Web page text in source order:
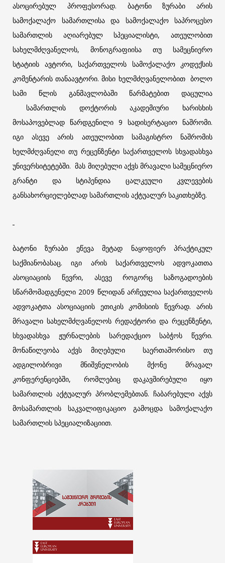
ასოცირებულ პროფესორად. ბატონი ზურაბი არის
სამოქალაქო სამართლისა და სამოქალაქო საპროცესო
სამართლის აღიარებულ სპეციალისტი, ათეულობით
სახელმძღვანელოს, მონოგრაფიისა თუ სამეცნიერო
სტატიის ავტორი, საქართველოს სამოქალაქო კოდექსის
კომენტარის თანაავტორი. მისი ხელმძღვანელობით ბოლო
სამი წლის განმავლობაში წარმატებით დაცულია
სამართლის დოქტორის აკადემიური ხარისხის
მოსაპოვებლად წარდგენილი 9 სადისერტაციო ნაშრომი.
იგი ასევე არის ათეულობით სამაგისტრო ნაშრომის
ხელმძღვანელი თუ რეცენზენტი საქართველოს სხვადასხვა
უნივერსიტეტებში. მას მიღებული აქვს მრავალი სამეცნიერო
გრანტი და სტიპენდია ცალკეული კვლევების
განსახორციელებლად სამართლის აქტუალურ საკითხებზე.
ბატონი ზურაბი ეწევა მეტად ნაყოფიერ პრაქტიკულ
საქმიანობასაც. იგი არის საქართველოს ადვოკათთა
ასოციაციის წევრი, ასევე როგორც საზოგადოების
სწარმომადგენელი 2009 წლიდან არჩეულია საქართველოს
ადვოკატთა ასოციაციის ეთიკის კომისიის წევრად. არის
მრავალი სახელმძღვანელოს რედაქტორი და რეცენზენტი,
სხვადასხვა ჟურნალების სარედაქციო საბჭოს წევრი.
მონაწილეობა აქვს მიღებული საერთაშორისო თუ
ადგილობრივი მნიშვნელობის მქონე მრავალ
კონფერენციებში, რომლებიც დაკავშირებული იყო
სამართლის აქტუალურ პრობლემებთან. ჩაბარებული აქვს
მოსამართლის საკვალიფიკაციო გამოცდა სამოქალაქო
სამართლის სპეციალიზაციით.